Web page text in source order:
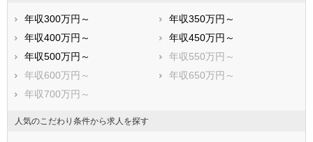
年収300万円～
年収350万円～
年収400万円～
年収450万円～
年収500万円～
年収550万円～
年収600万円～
年収650万円～
年収700万円～
人気のこだわり条件から求人を探す